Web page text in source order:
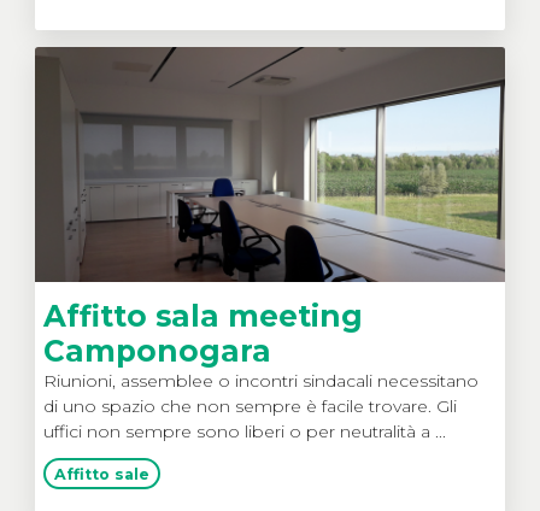
Affitto sala meeting
Camponogara
Riunioni, assemblee o incontri sindacali necessitano
di uno spazio che non sempre è facile trovare. Gli
uffici non sempre sono liberi o per neutralità a ...
Affitto sale